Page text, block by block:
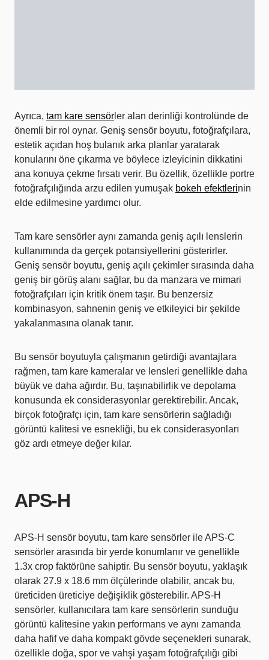
Ayrıca, tam kare sensör ler alan derinliği kontrolünde de
önemli bir rol oynar. Geniş sensör boyutu, fotoğrafçılara,
estetik açıdan hoş bulanık arka planlar yaratarak
konularını öne çıkarma ve böylece izleyicinin dikkatini
ana konuya çekme fırsatı verir. Bu özellik, özellikle portre
fotoğrafçılığında arzu edilen yumuşak bokeh efektlerinin
elde edilmesine yardımcı olur.
Tam kare sensörler aynı zamanda geniş açılı lenslerin
kullanımında da gerçek potansiyellerini gösterirler.
Geniş sensör boyutu, geniş açılı çekimler sırasında daha
geniş bir görüş alanı sağlar, bu da manzara ve mimari
fotoğrafçıları için kritik önem taşır. Bu benzersiz
kombinasyon, sahnenin geniş ve etkileyici bir şekilde
yakalanmasına olanak tanır.
Bu sensör boyutuyla çalışmanın getirdiği avantajlara
rağmen, tam kare kameralar ve lensleri genellikle daha
büyük ve daha ağırdır. Bu, taşınabilirlik ve depolama
konusunda ek considerasyonlar gerektirebilir. Ancak,
birçok fotoğrafçı için, tam kare sensörlerin sağladığı
görüntü kalitesi ve esnekliği, bu ek considerasyonları
göz ardı etmeye değer kılar.
APS-H
APS-H sensör boyutu, tam kare sensörler ile APS-C
sensörler arasında bir yerde konumlanır ve genellikle
1.3x crop faktörüne sahiptir. Bu sensör boyutu, yaklaşık
olarak 27.9 x 18.6 mm ölçülerinde olabilir, ancak bu,
üreticiden üreticiye değişiklik gösterebilir. APS-H
sensörler, kullanıcılara tam kare sensörlerin sunduğu
görüntü kalitesine yakın performans ve aynı zamanda
daha hafif ve daha kompakt gövde seçenekleri sunarak,
özellikle doğa, spor ve vahşi yaşam fotoğrafçılığı gibi